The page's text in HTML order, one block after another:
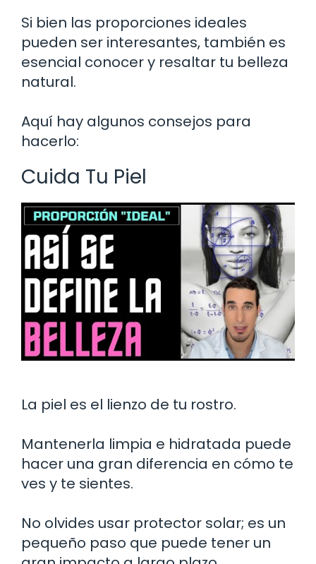
Si bien las proporciones ideales
pueden ser interesantes, también es
esencial conocer y resaltar tu belleza
natural.
Aquí hay algunos consejos para
hacerlo:
Cuida Tu Piel
La piel es el lienzo de tu rostro.
Mantenerla limpia e hidratada puede
hacer una gran diferencia en cómo te
ves y te sientes.
No olvides usar protector solar; es un
pequeño paso que puede tener un